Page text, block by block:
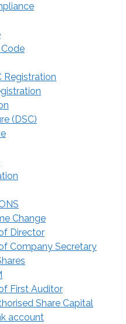
Registration
(DSC)
Change
Director
Company Secretary
First Auditor
Share Capital
account